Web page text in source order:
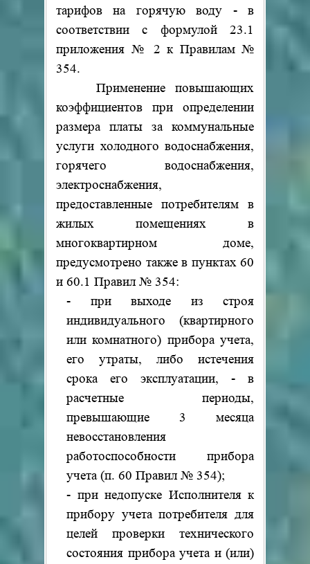
тарифов на горячую воду - в
соответствии с формулой 23.1
приложения № 2 к Правилам №
354.
Применение повышающих
коэффициентов при определении
размера платы за коммунальные
услуги холодного водоснабжения,
горячего водоснабжения,
электроснабжения,
предоставленные потребителям в
жилых помещениях в
многоквартирном доме,
предусмотрено также в пунктах 60
и 60.1 Правил № 354:
- при выходе из строя
индивидуального (квартирного
или комнатного) прибора учета,
его утраты, либо истечения
срока его эксплуатации, - в
расчетные периоды,
превышающие 3 месяца
невосстановления
работоспособности прибора
учета (п. 60 Правил № 354);
- при недопуске Исполнителя к
прибору учета потребителя для
целей проверки технического
состояния прибора учета и (или)